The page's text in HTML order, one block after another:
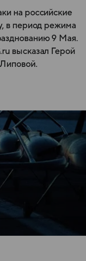
на российские
в период режима
9 Мая.
высказал Герой